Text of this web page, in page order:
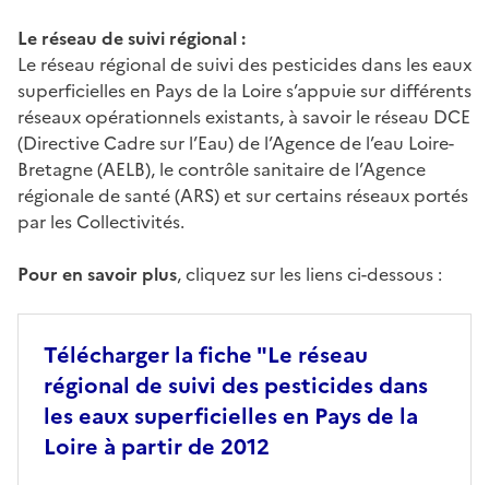
Le réseau de suivi régional :
Le réseau régional de suivi des pesticides dans les eaux
superficielles en Pays de la Loire s’appuie sur différents
réseaux opérationnels existants, à savoir le réseau DCE
(Directive Cadre sur l’Eau) de l’Agence de l’eau Loire-
Bretagne (AELB), le contrôle sanitaire de l’Agence
régionale de santé (ARS) et sur certains réseaux portés
par les Collectivités.
Pour en savoir plus, cliquez sur les liens ci-dessous :
Télécharger la fiche "Le réseau
régional de suivi des pesticides dans
les eaux superficielles en Pays de la
Loire à partir de 2012